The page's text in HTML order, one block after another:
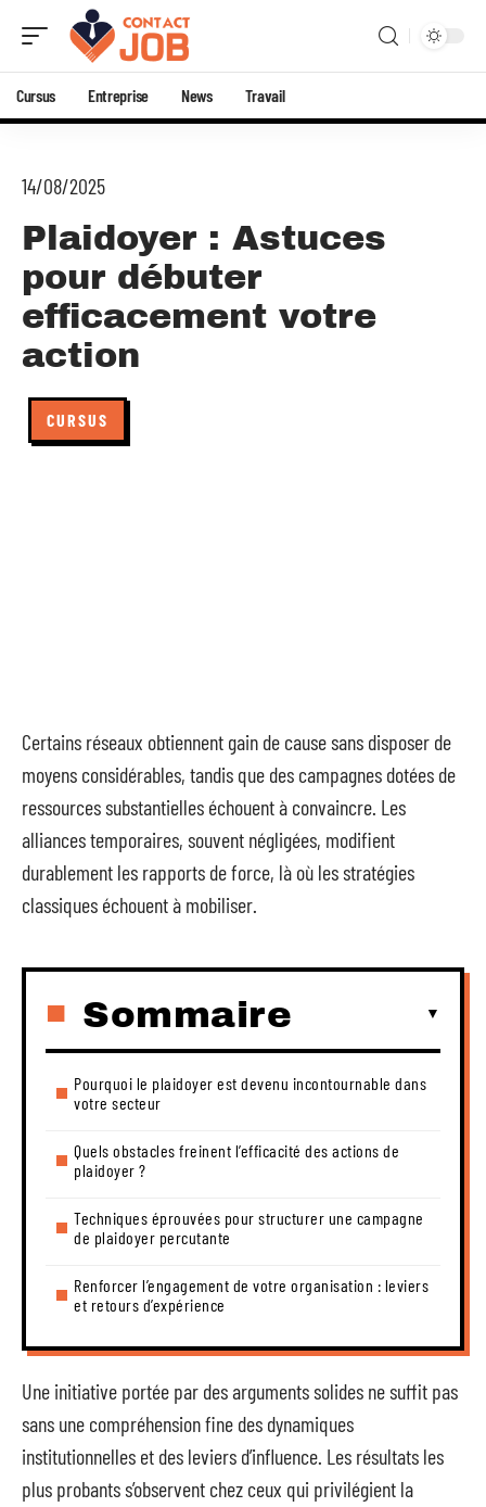
Cursus Entreprise News Travail
14/08/2025
Plaidoyer : Astuces
pour débuter
efficacement votre
action
CURSUS
Certains réseaux obtiennent gain de cause sans disposer de
moyens considérables, tandis que des campagnes dotées de
ressources substantielles échouent à convaincre. Les
alliances temporaires, souvent négligées, modifient
durablement les rapports de force, là où les stratégies
classiques échouent à mobiliser.
Sommaire
Pourquoi le plaidoyer est devenu incontournable dans
votre secteur
Quels obstacles freinent l’efficacité des actions de
plaidoyer ?
Techniques éprouvées pour structurer une campagne
de plaidoyer percutante
Renforcer l’engagement de votre organisation : leviers
et retours d’expérience
Une initiative portée par des arguments solides ne suffit pas
sans une compréhension fine des dynamiques
institutionnelles et des leviers d’influence. Les résultats les
plus probants s’observent chez ceux qui privilégient la